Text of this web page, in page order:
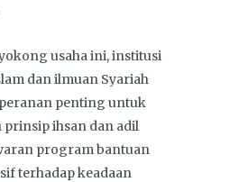
usaha ini, institusi
dan ilmuan Syariah
penting untuk
ihsan dan adil
program bantuan
terhadap keadaan